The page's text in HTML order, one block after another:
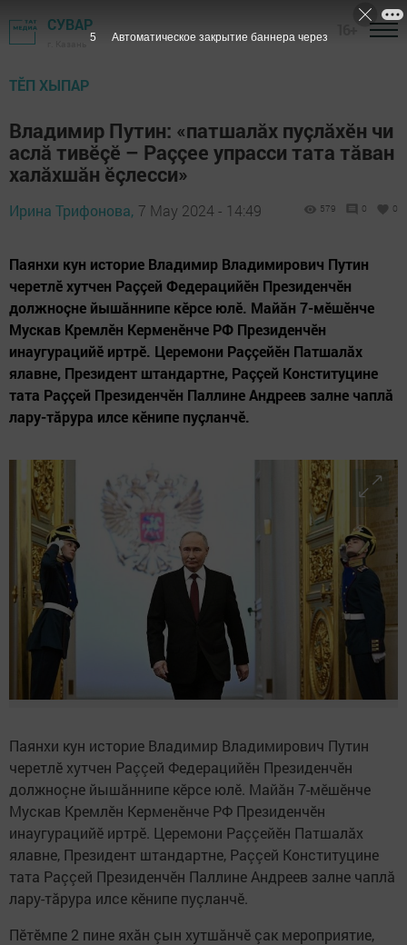
СУВАР
ТӖП ХЫПАР
Владимир Путин: «патшалăх пуçлăхӗн чи
аслă тивӗçӗ – Раççее упрасси тата тăван
халăхшăн ӗçлесси»
Ирина Трифонова, 7 May 2024 - 14:49 579 0 0
Паянхи кун историе Владимир Владимирович Путин
черетлӗ хутчен Раççей Федерацийӗн Президенчӗн
должноçне йышăннипе кӗрсе юлӗ. Майăн 7-мӗшӗнче
Мускав Кремлӗн Керменӗнче РФ Президенчӗн
инаугурацийӗ иртрӗ. Церемони Раççейӗн Патшалăх
ялавне, Президент штандартне, Раççей Конституцине
тата Раççей Президенчӗн Паллине Андреев залне чаплă
лару-тăрура илсе кӗнипе пуçланчӗ.
Паянхи кун историе Владимир Владимирович Путин
черетлӗ хутчен Раççей Федерацийӗн Президенчӗн
должноçне йышăннипе кӗрсе юлӗ. Майăн 7-мӗшӗнче
Мускав Кремлӗн Керменӗнче РФ Президенчӗн
инаугурацийӗ иртрӗ. Церемони Раççейӗн Патшалăх
ялавне, Президент штандартне, Раççей Конституцине
тата Раççей Президенчӗн Паллине Андреев залне чаплă
лару-тăрура илсе кӗнипе пуçланчӗ.
Пӗтӗмпе 2 пине яхăн çын хутшăнчӗ çак мероприятие,
3 Автоматическое закрытие баннера через